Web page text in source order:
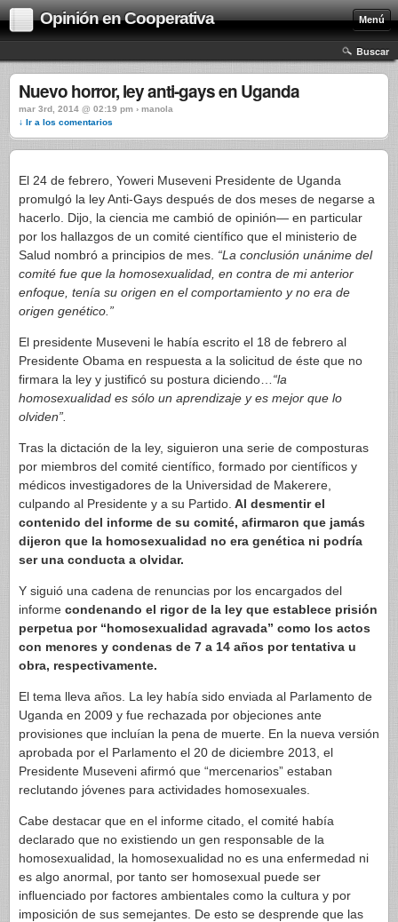
Opinión en Cooperativa Menú
Buscar
Nuevo horror, ley anti-gays en Uganda
mar 3rd, 2014 @ 02:19 pm › manola
↓ Ir a los comentarios
El 24 de febrero, Yoweri Museveni Presidente de Uganda
promulgó la ley Anti-Gays después de dos meses de negarse a
hacerlo. Dijo, la ciencia me cambió de opinión— en particular
por los hallazgos de un comité científico que el ministerio de
Salud nombró a principios de mes. “La conclusión unánime del
comité fue que la homosexualidad, en contra de mi anterior
enfoque, tenía su origen en el comportamiento y no era de
origen genético.”
El presidente Museveni le había escrito el 18 de febrero al
Presidente Obama en respuesta a la solicitud de éste que no
firmara la ley y justificó su postura diciendo… “la
homosexualidad es sólo un aprendizaje y es mejor que lo
olviden”.
Tras la dictación de la ley, siguieron una serie de composturas
por miembros del comité científico, formado por científicos y
médicos investigadores de la Universidad de Makerere,
culpando al Presidente y a su Partido. Al desmentir el
contenido del informe de su comité, afirmaron que jamás
dijeron que la homosexualidad no era genética ni podría
ser una conducta a olvidar.
Y siguió una cadena de renuncias por los encargados del
informe condenando el rigor de la ley que establece prisión
perpetua por “homosexualidad agravada” como los actos
con menores y condenas de 7 a 14 años por tentativa u
obra, respectivamente.
El tema lleva años. La ley había sido enviada al Parlamento de
Uganda en 2009 y fue rechazada por objeciones ante
provisiones que incluían la pena de muerte. En la nueva versión
aprobada por el Parlamento el 20 de diciembre 2013, el
Presidente Museveni afirmó que “mercenarios” estaban
reclutando jóvenes para actividades homosexuales.
Cabe destacar que en el informe citado, el comité había
declarado que no existiendo un gen responsable de la
homosexualidad, la homosexualidad no es una enfermedad ni
es algo anormal, por tanto ser homosexual puede ser
influenciado por factores ambientales como la cultura y por
imposición de sus semejantes. De esto se desprende que las